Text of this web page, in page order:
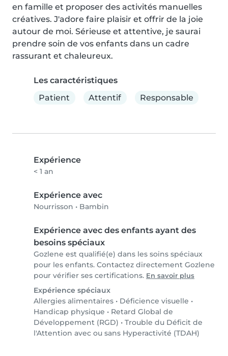
en famille et proposer des activités manuelles
créatives. J'adore faire plaisir et offrir de la joie
autour de moi. Sérieuse et attentive, je saurai
prendre soin de vos enfants dans un cadre
rassurant et chaleureux.
Les caractéristiques
Patient
Attentif Responsable
Expérience
< 1 an
Expérience avec
Nourrisson • Bambin
Expérience avec des enfants ayant des
besoins spéciaux
Gozlene est qualifié(e) dans les soins spéciaux
pour les enfants. Contactez directement Gozlene
pour vérifier ses certifications. En savoir plus
Expérience spéciaux
Allergies alimentaires • Déficience visuelle •
Handicap physique • Retard Global de
Développement (RGD) • Trouble du Déficit de
l'Attention avec ou sans Hyperactivité (TDAH)